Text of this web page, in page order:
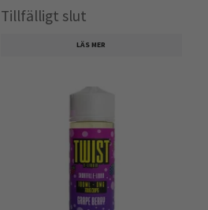
Tillfälligt slut
LÄS MER